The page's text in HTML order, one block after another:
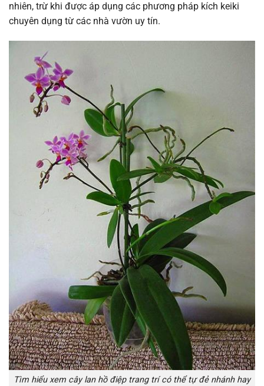
nhiên, trừ khi được áp dụng các phương pháp kích keiki
chuyên dụng từ các nhà vườn uy tín.
Tìm hiểu xem cây lan hồ điệp trang trí có thể tự đẻ nhánh hay